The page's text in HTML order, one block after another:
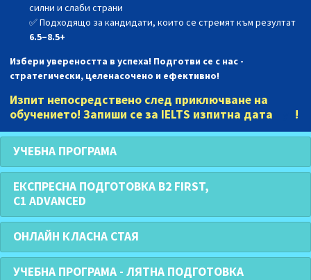
силни и слаби страни
✅Подходящо за кандидати, които се стремят към резултат
6.5–8.5+
Избери увереността в успеха! Подготви се с нас -
стратегически, целенасочено и ефективно!
Изпит непосредствено след приключване на
обучението! Запиши сеза IELTS изпитна дата !
УЧЕБНА ПРОГРАМА
ЕКСПРЕСНА ПОДГОТОВКА B2 FIRST,
C1 ADVANCED
ОНЛАЙН КЛАСНА СТАЯ
УЧЕБНА ПРОГРАМА - ЛЯТНА ПОДГОТОВКА